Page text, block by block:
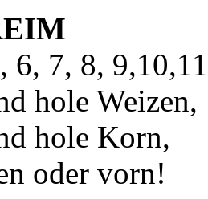
6, 7, 8,
hole Weizen,
hole Korn,
oder vorn!